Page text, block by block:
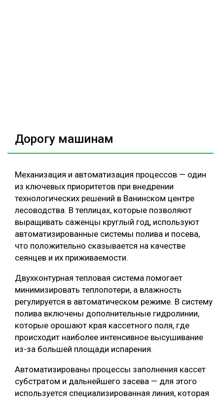
Дорогу машинам
Механизация и автоматизация процессов — один
из ключевых приоритетов при внедрении
технологических решений в Ванинском центре
лесоводства. В теплицах, которые позволяют
выращивать саженцы круглый год, используют
автоматизированные системы полива и посева,
что положительно сказывается на качестве
сеянцев и их приживаемости.
Двухконтурная тепловая система помогает
минимизировать теплопотери, а влажность
регулируется в автоматическом режиме. В систему
полива включены дополнительные гидролинии,
которые орошают края кассетного поля, где
происходит наиболее интенсивное высушивание
из-за большей площади испарения.
Автоматизированы процессы заполнения кассет
субстратом и дальнейшего засева — для этого
используется специализированная линия, которая